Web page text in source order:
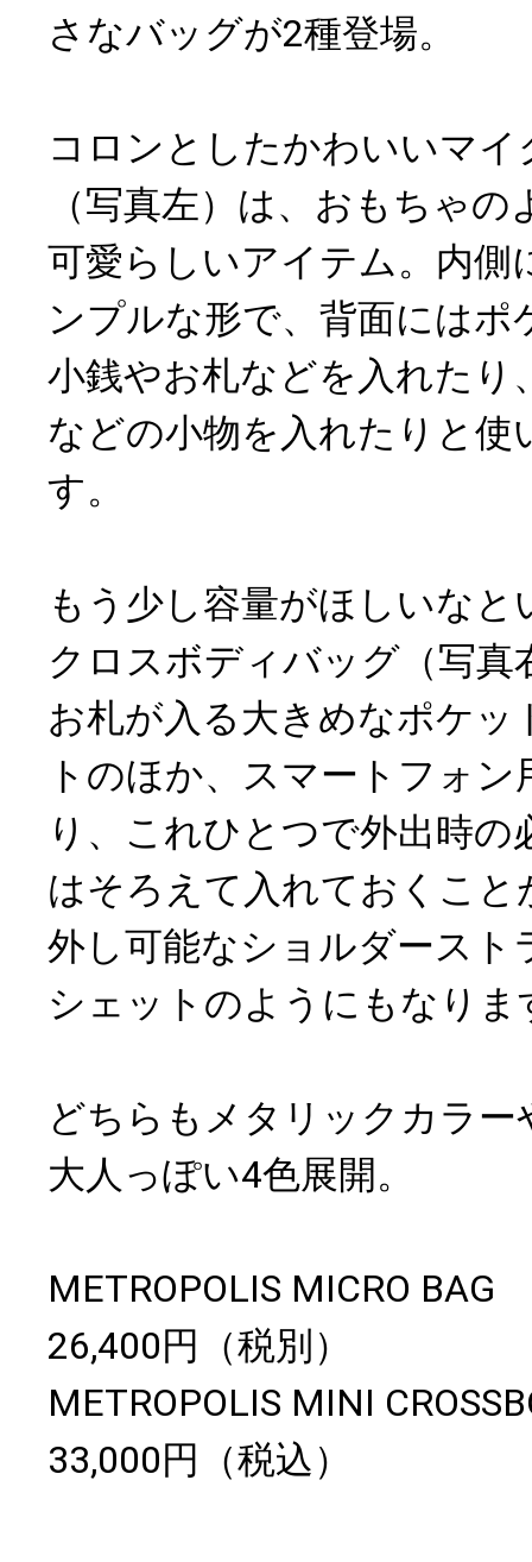
さなバッグが2種登場。
コロンとしたかわいいマ
（写真左）は、おもちゃ
可愛らしいアイテム。内側
ンプルな形で、背面にはポ
小銭やお札などを入れたり
などの小物を入れたりと使
す。
もう少し容量がほしいな
クロスボディバッグ（写真
お札が入る大きめなポケッ
トのほか、スマートフォ
り、これひとつで外出時の
はそろえて入れておくこ
外し可能なショルダースト
シェットのようにもなりま
どちらもメタリックカラ
大人っぽい4色展開。
METROPOLIS MICRO BAG
26,400円（税別）
METROPOLIS MINI
33,000円（税込）